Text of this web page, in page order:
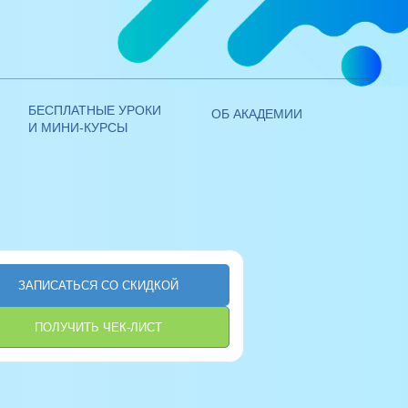
ЭИОС ЛИЧНЫЙ КАБИНЕТ
+7 (800) 250 - 14 - 28
+7 (495) 970 - 21 - 00
БЕСПЛАТНЫЕ УРОКИ
И МИНИ-КУРСЫ
ОБ АКАДЕМИИ
ЗАПИСАТЬСЯ СО СКИДКОЙ
ПОЛУЧИТЬ ЧЕК-ЛИСТ